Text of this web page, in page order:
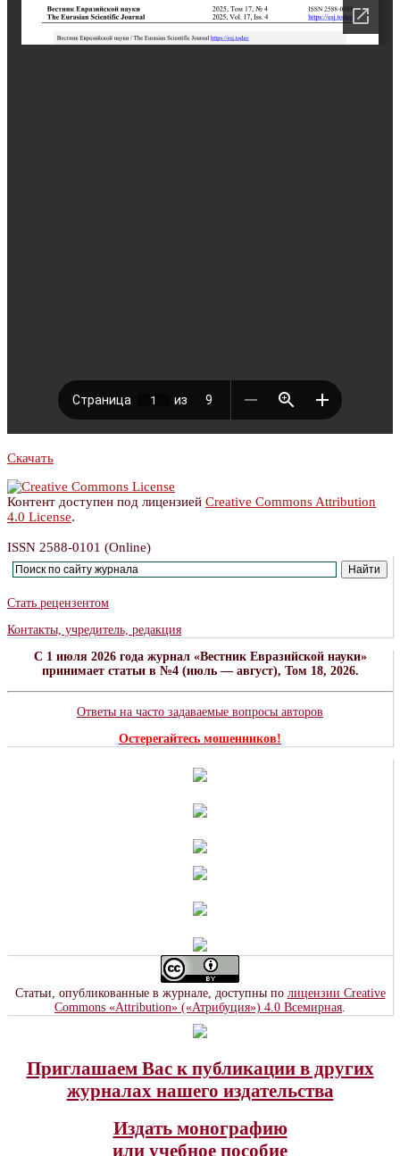
Скачать
Контент доступен под лицензией Creative Commons Attribution
4.0 License.
ISSN 2588-0101 (Online)
Стать рецензентом
Контакты, учредитель, редакция
C 1 июля 2026 года журнал «Вестник Евразийской науки»
принимает статьи в №4 (июль — август), Том 18, 2026.
Ответы на часто задаваемые вопросы авторов
Остерегайтесь мошенников!
Статьи, опубликованные в журнале, доступны по лицензии Creative
Commons «Attribution» («Атрибуция») 4.0 Всемирная.
Приглашаем Вас к публикации в других
журналах нашего издательства
Издать монографию
или учебное пособие